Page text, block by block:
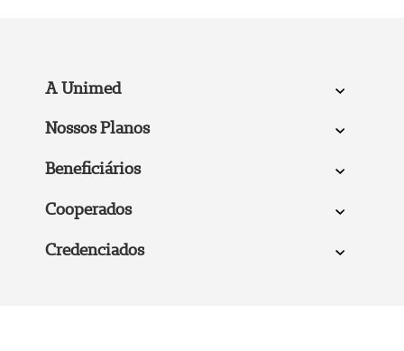
A Unimed
Nossos Planos
Beneficiários
Cooperados
Credenciados